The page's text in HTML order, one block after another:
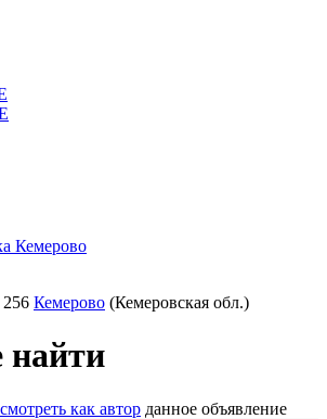
Кемерово
256 Кемерово (Кемеровская обл.)
найти
как автор данное объявление